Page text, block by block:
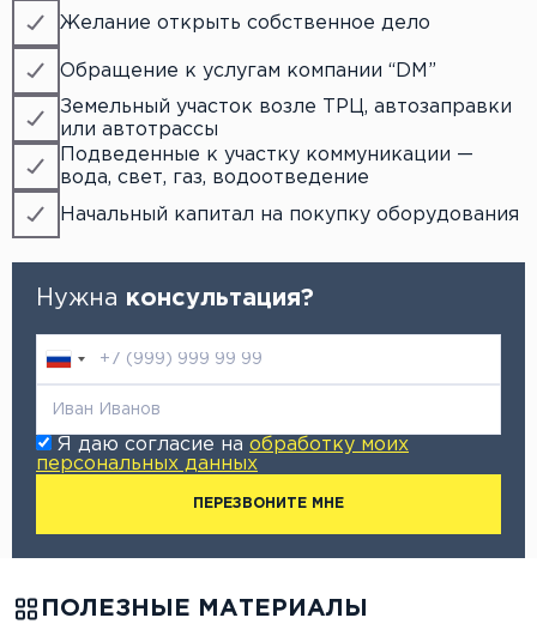
Желание открыть собственное дело
Обращение к услугам компании “DM”
Земельный участок возле ТРЦ, автозаправки
или автотрассы
Подведенные к участку коммуникации —
вода, свет, газ, водоотведение
Начальный капитал на покупку оборудования
Нужна консультация?
Я даю согласие на обработку моих
персональных данных
ПЕРЕЗВОНИТЕ МНЕ
ПОЛЕЗНЫЕ МАТЕРИАЛЫ